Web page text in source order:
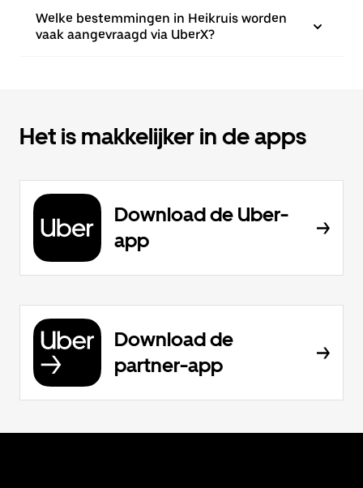
Welke bestemmingen in Heikruis worden
vaak aangevraagd via UberX?
Het is makkelijker in de apps
Download de Uber-
app
Download de
partner-app